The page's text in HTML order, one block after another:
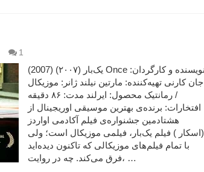
1
یک‌بار (۲۰۰۷) (2007) Once نویسنده و کارگردان:
جان کارنی تهیه‌کننده: مارتین نیلند ژانر: موزیکال
/ رمانتیک محصول: ایرلند مدت: ۸۶ دقیقه
افتخارات: برنده‌ی بهترین موسیقی اوریجینال از
هشتادمین جشنواره‌ی فیلم آکادمی اواردز
(اسکار ) فیلم یک‌بار، فیلمی موزیکال است؛ ولی
با تمام فیلم‌های موزیکالی که تاکنون دیده‌اید
فرق می‌کند. چه در روایت، …